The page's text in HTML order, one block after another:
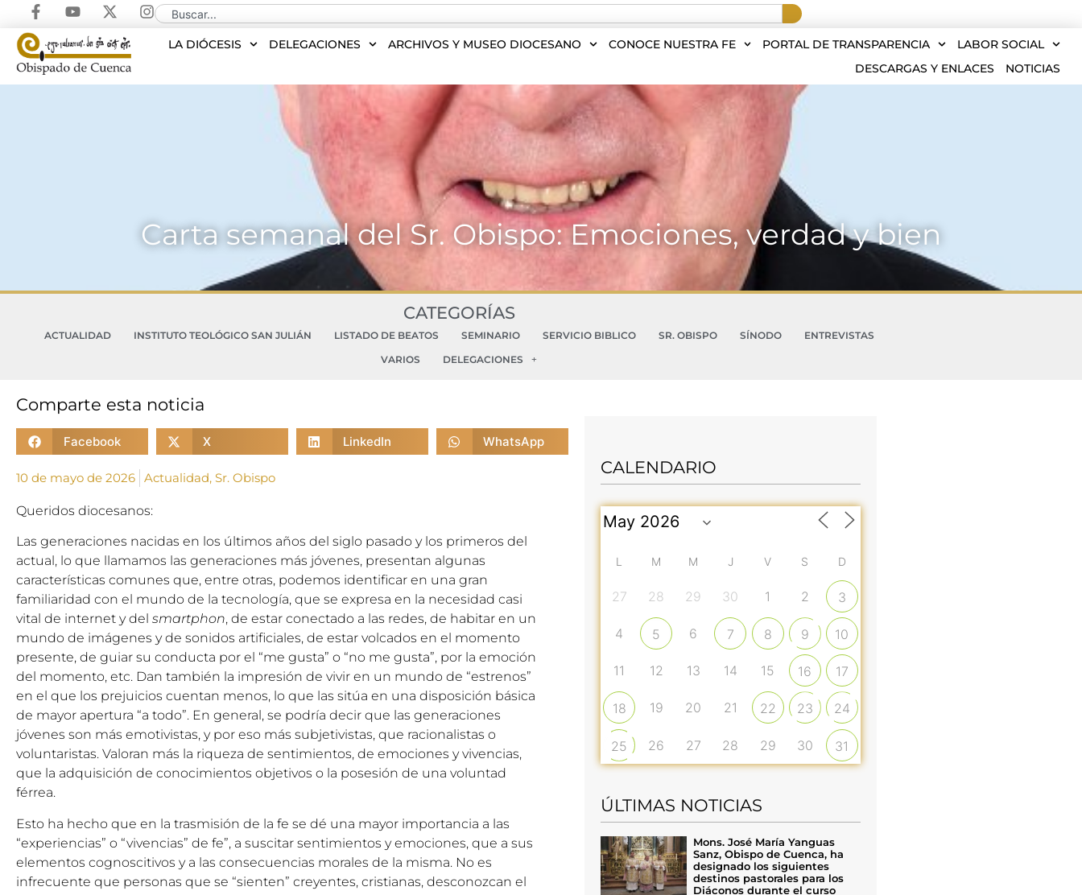
LA DIÓCESIS DELEGACIONES ARCHIVOS Y MUSEO DIOCESANO CONOCE NUESTRA FE PORTAL DE TRANSPARENCIA
LABOR SOCIAL
DESCARGAS Y ENLACES
NOTICIAS
Carta semanal del Sr. Obispo: Emociones, verdad y bien
CATEGORÍAS
ACTUALIDAD INSTITUTO TEOLÓGICO SAN JULIÁN LISTADO DE BEATOS SEMINARIO SERVICIO BIBLICO SR. OBISPO SÍNODO
ENTREVISTAS
VARIOS
DELEGACIONES
Comparte esta noticia
Facebook X LinkedIn WhatsApp
10 de mayo de 2026 Actualidad, Sr. Obispo
Queridos diocesanos:
Las generaciones nacidas en los últimos años del siglo pasado y los primeros del
actual, lo que llamamos las generaciones más jóvenes, presentan algunas
características comunes que, entre otras, podemos identificar en una gran
familiaridad con el mundo de la tecnología, que se expresa en la necesidad casi
vital de internet y del smartphon, de estar conectado a las redes, de habitar en un
mundo de imágenes y de sonidos artificiales, de estar volcados en el momento
presente, de guiar su conducta por el “me gusta” o “no me gusta”, por la emoción
del momento, etc. Dan también la impresión de vivir en un mundo de “estrenos”
en el que los prejuicios cuentan menos, lo que las sitúa en una disposición básica
de mayor apertura “a todo”. En general, se podría decir que las generaciones
jóvenes son más emotivistas, y por eso más subjetivistas, que racionalistas o
voluntaristas. Valoran más la riqueza de sentimientos, de emociones y vivencias,
que la adquisición de conocimientos objetivos o la posesión de una voluntad
férrea.
Esto ha hecho que en la trasmisión de la fe se dé una mayor importancia a las
“experiencias” o “vivencias” de fe”, a suscitar sentimientos y emociones, que a sus
elementos cognoscitivos y a las consecuencias morales de la misma. No es
infrecuente que personas que se “sienten” creyentes, cristianas, desconozcan el
CALENDARIO
L M M J V S D
27 28 29 30 1 2 3
4 5 6 7 8 9 10
11 12 13 14 15 16 17
18 19 20 21 22 23 24
25 26 27 28 29 30 31
ÚLTIMAS NOTICIAS
Mons. José María Yanguas
Sanz, Obispo de Cuenca, ha
designado los siguientes
destinos pastorales para los
Diáconos durante el curso